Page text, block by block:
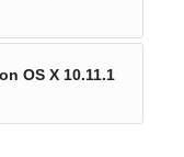
OS X 10.11.1